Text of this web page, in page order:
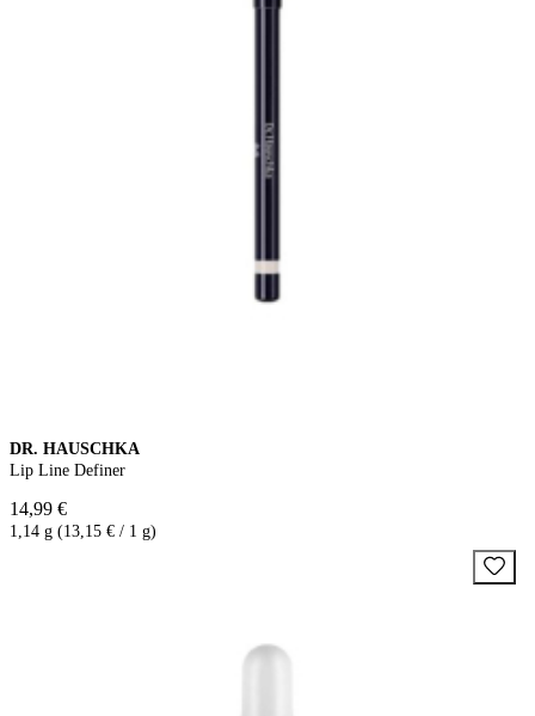
DR. HAUSCHKA
Lip Line Definer
14,99 €
1,14 g (13,15 € / 1 g)